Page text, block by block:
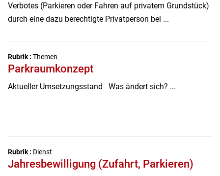
Verbotes (Parkieren oder Fahren auf privatem Grundstück)
durch eine dazu berechtigte Privatperson bei ...
Parkraumkonzept
Rubrik : Themen
Aktueller Umsetzungsstand Was ändert sich? ...
Jahresbewilligung (Zufahrt, Parkieren)
Rubrik : Dienst